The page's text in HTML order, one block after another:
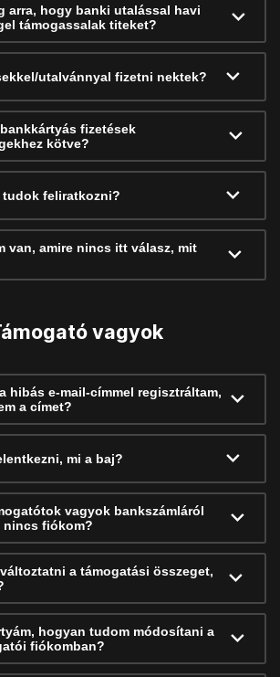
arra, hogy banki utalással havi
támogassalak titeket?
utalvánnyal fizetni nektek?
fizetések
kötve?
tudok feliratkozni?
van, amire nincs itt válasz, mit
vagyok
hibás e-mail-címmel regisztráltam,
a címet?
mi a baj?
vagyok bankszámláról
nincs fiókom?
a támogatási összeget,
hogyan tudom módosítani a
fiókomban?